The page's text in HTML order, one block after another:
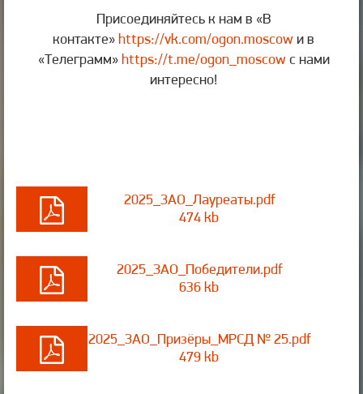
Присоединяйтесь к нам в «В
контакте»https://vk.com/ogon.moscow и в
«Телеграмм»https://t.me/ogon_moscowс нами
интересно!
2025_ЗАО_Лауреаты.pdf
474 kb
2025_ЗАО_Победители.pdf
636 kb
2025_ЗАО_Призёры_МРСД № 25.pdf
479 kb